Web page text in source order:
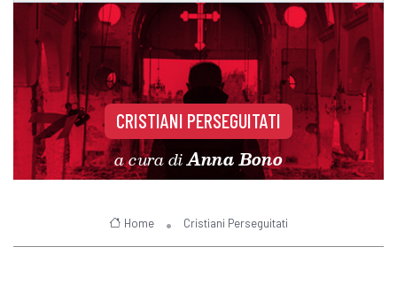
CRISTIANI PERSEGUITATI
a cura diAnna Bono
Home Cristiani Perseguitati